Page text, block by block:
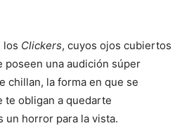
los Clickers, cuyos ojos cubiertos
poseen una audición súper
chillan, la forma en que se
te obligan a quedarte
un horror para la vista.